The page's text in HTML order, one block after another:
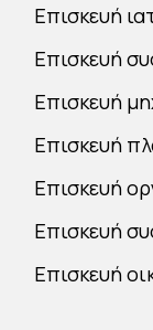
Επισκευή
Επισκευή
Επισκευή
Επισκευή
Επισκευή
Επισκευή
Επισκευή